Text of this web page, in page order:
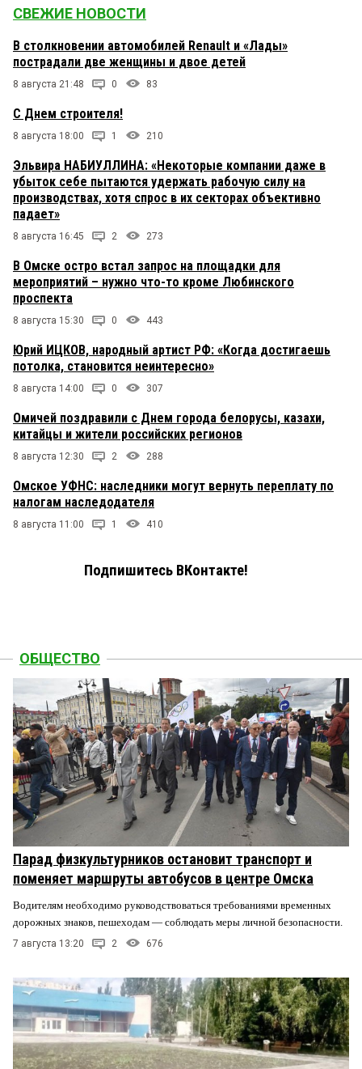
СВЕЖИЕ НОВОСТИ
В столкновении автомобилей Renault и «Лады»
пострадали две женщины и двое детей
8 августа 21:48 0 83
С Днем строителя!
8 августа 18:00 1 210
Эльвира НАБИУЛЛИНА: «Некоторые компании даже в
убыток себе пытаются удержать рабочую силу на
производствах, хотя спрос в их секторах объективно
падает»
8 августа 16:45 2 273
В Омске остро встал запрос на площадки для
мероприятий – нужно что-то кроме Любинского
проспекта
8 августа 15:30 0 443
Юрий ИЦКОВ, народный артист РФ: «Когда достигаешь
потолка, становится неинтересно»
8 августа 14:00 0 307
Омичей поздравили с Днем города белорусы, казахи,
китайцы и жители российских регионов
8 августа 12:30 2 288
Омское УФНС: наследники могут вернуть переплату по
налогам наследодателя
8 августа 11:00 1 410
Подпишитесь ВКонтакте!
ОБЩЕСТВО
Парад физкультурников остановит транспорт и
поменяет маршруты автобусов в центре Омска
Водителям необходимо руководствоваться требованиями временных
дорожных знаков, пешеходам — соблюдать меры личной безопасности.
7 августа 13:20 2 676